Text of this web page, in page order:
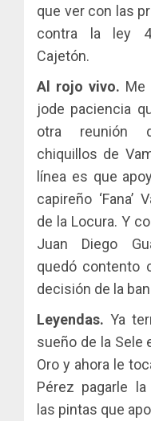
que ver con las
contra la ley
Cajetón.
Al rojo vivo. Me
jode paciencia
otra reunión
chiquillos de
línea es que
capireño ‘Fana’
de la Locura. Y
Juan Diego
quedó contento
decisión de la
Leyendas.Ya
sueño de la Sele
Oro y ahora le
Pérez pagarle
las pintas que